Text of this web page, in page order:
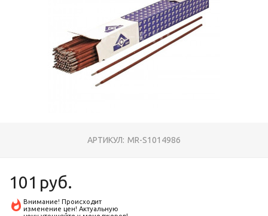
АРТИКУЛ: MR-S1014986
101 руб.
Внимание! Происходит
изменение цен! Актуальную